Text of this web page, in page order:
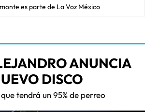
es parte de La Voz México
ANUNCIA
DISCO
tendrá un 95% de perreo